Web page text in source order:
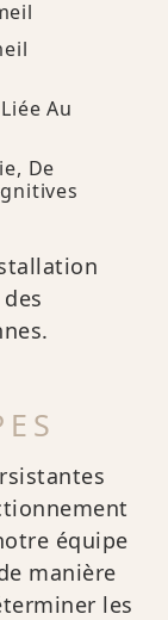
Au
De
équipe
manière
les